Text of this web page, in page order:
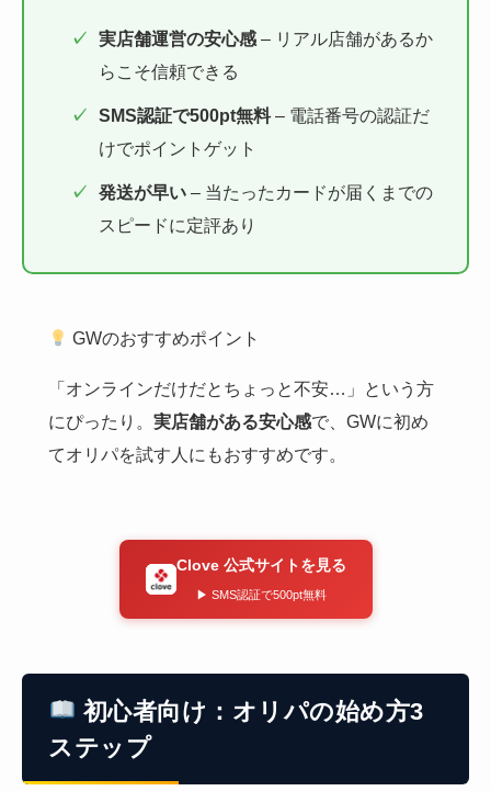
実店舗運営の安心感 – リアル店舗があるか
らこそ信頼できる
SMS認証で500pt無料– 電話番号の認証だ
けでポイントゲット
発送が早い – 当たったカードが届くまでの
スピードに定評あり
GWのおすすめポイント
「オンラインだけだとちょっと不安…」という方
にぴったり。 実店舗がある安心感で、GWに初め
てオリパを試す人にもおすすめです。
Clove 公式サイトを見る
▶ SMS認証で500pt無料
初心者向け：オリパの始め方3
ステップ